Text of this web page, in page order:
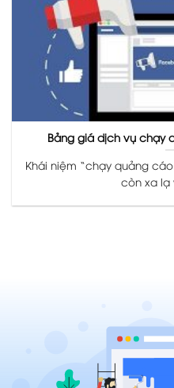
Bảng giá dịch vụ chạy
Khái niệm “chạy quảng
còn xa lạ